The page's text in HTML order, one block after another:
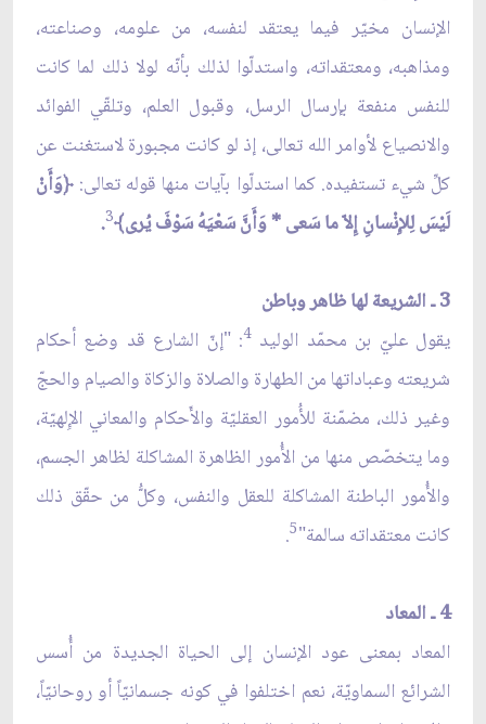
الإنسان مخيّر فيما يعتقد لنفسه، من علومه، وصناعته،
ومذاهبه، ومعتقداته، واستدلّوا لذلك بأنّه لولا ذلك لما كانت
للنفس منفعة بإرسال الرسل، وقبول العلم، وتلقّي الفوائد
والانصياع لأوامر الله تعالى، إذ لو كانت مجبورة لاستغنت عن
كلِّ شيء تستفيده. كما استدلّوا بآيات منها قوله تعالى: ﴿وَأَنْ
لَيْسَ لِلإِنْسانِ إِلاّ ما سَعى * وَأَنَّ سَعْيَهُ سَوْفَ يُرى﴾3
.
3 ـ الشريعة لها ظاهر وباطن
يقول عليّ بن محمّد الوليد 4: "إنّ الشارع قد وضع أحكام
شريعته وعباداتها من الطهارة والصلاة والزكاة والصيام والحجّ
وغير ذلك، مضمّنة للأُمور العقليّة والأَحكام والمعاني الإِلهيّة،
وما يتخصّص منها من الأُمور الظاهرة المشاكلة لظاهر الجسم،
والأُمور الباطنة المشاكلة للعقل والنفس، وكلُّ من حقّق ذلك
كانت معتقداته سالمة"5
.
4 ـ المعاد
المعاد بمعنى عود الإنسان إلى الحياة الجديدة من أُسس
الشرائع السماويّة، نعم اختلفوا في كونه جسمانيّاً أو روحانيّاً،